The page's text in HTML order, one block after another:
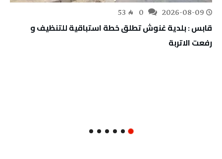
2026-08-09
53
قابس : بلدية غنوش تطلق خطة استباقية للتنظيف و
رفعت الاتربة